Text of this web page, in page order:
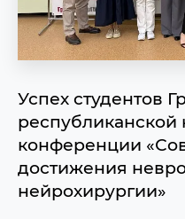
Успех студентов
республиканской
конференции
достижения
нейрохирургии»